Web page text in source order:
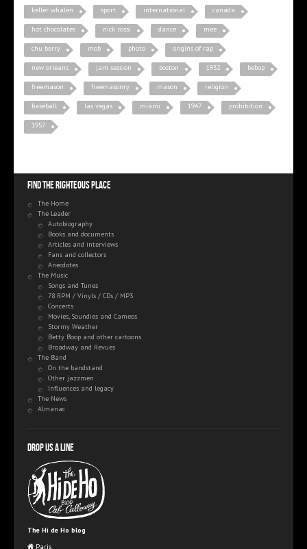
keller whalen sport international canada
hot chocolates nick rossi dance mee
chu berry mob photo origins of rap
new orleans jam session boston 1932 bebop
freemason freemasonry mason religion
baseball las vegas miami 1947 prohibition
1957
Find the righteous place
The Home
The Leader
Autobiography
Books and documents
Articles and interviews
Fans and collectors
Anecdotes
The Music
Songs and Tunes
78 RPM / Vinyls / CDs / MP3
Concerts
Movies, Soundies and Cameos
Stormy Weather
Betty Boop and other cartoons
Broadway and Revues
The Band
On the bandstand
Other jazzmen
Influences and legacy
The News
Almanac
Drop us a line
The Hi de Ho blog
Paris